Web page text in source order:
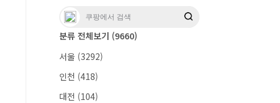
분류 전체보기 (9660)
서울 (3292)
인천 (418)
대전 (104)